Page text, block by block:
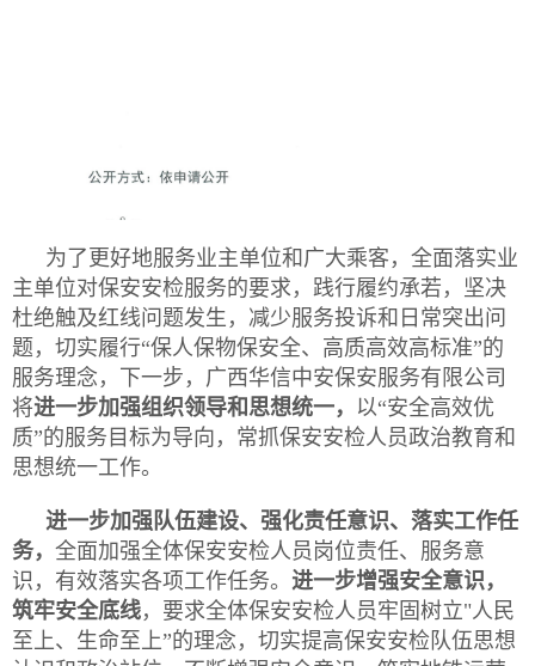
为了更好地服务业主单位和广大乘客，全面落实业
主单位对保安安检服务的要求，践行履约承若，坚决
杜绝触及红线问题发生，减少服务投诉和日常突出问
题，切实履行“保人保物保安全、高质高效高标准”的
服务理念，下一步，广西华信中安保安服务有限公司
将进一步加强组织领导和思想统一， 以“安全高效优
质”的服务目标为导向，常抓保安安检人员政治教育和
思想统一工作。
进一步加强队伍建设、强化责任意识、落实工作任
务， 全面加强全体保安安检人员岗位责任、服务意
识，有效落实各项工作任务。 进一步增强安全意识，
筑牢安全底线，要求全体保安安检人员牢固树立"人民
至上、生命至上”的理念，切实提高保安安检队伍思想